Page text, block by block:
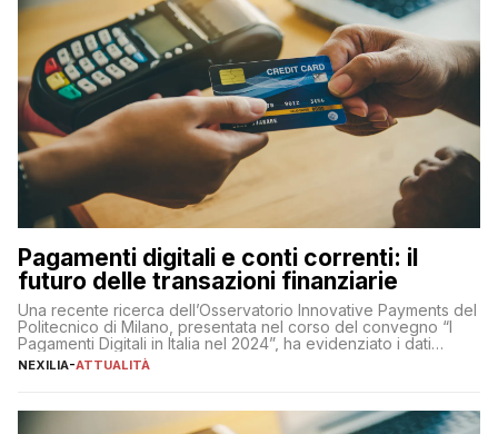
Pagamenti digitali e conti correnti: il
futuro delle transazioni finanziarie
Una recente ricerca dell’Osservatorio Innovative Payments del
Politecnico di Milano, presentata nel corso del convegno “I
Pagamenti Digitali in Italia nel 2024”, ha evidenziato i dati
definitivi del primo semestre 2024 relativamente alle
NEXILIA-ATTUALITÀ